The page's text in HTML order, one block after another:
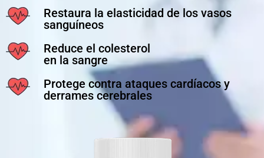
Restaura la elasticidad de los vasos
sanguíneos
Reduce el colesterol
en la sangre
Protege contra ataques cardíacos y
derrames cerebrales